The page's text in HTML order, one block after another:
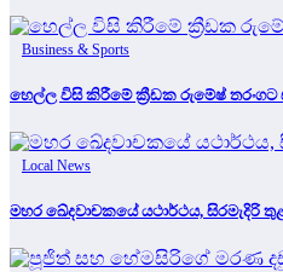
Business & Sports
හෙල්ල විසි කිරීමේ ක්‍රීඩක රුමේෂ්
Local News
මහර ඛේදවාචකයේ යථාර්ථය, සිරමැදිරි